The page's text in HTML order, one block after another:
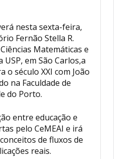
nesta sexta-feira,
Fernão Stella R.
Matemáticas e
USP, em São Carlos,a
século XXI com João
na Faculdade de
do Porto.
entre educação e
pelo CeMEAI e irá
de fluxos de
reais.